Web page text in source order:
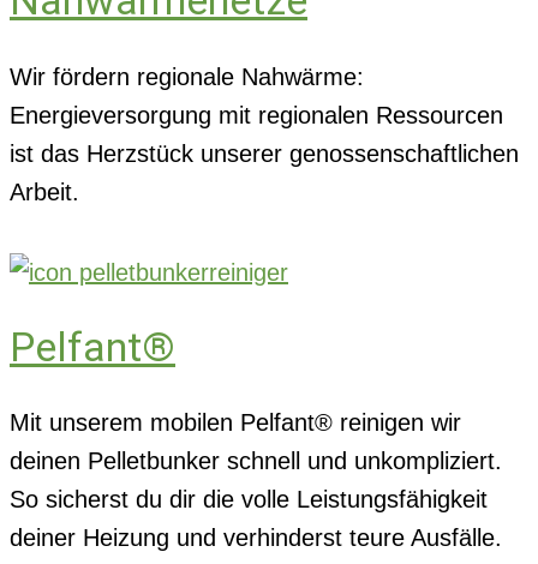
Wir fördern regionale Nahwärme:
Energieversorgung mit regionalen Ressourcen
ist das Herzstück unserer genossenschaftlichen
Arbeit.
Pelfant®
Mit unserem mobilen Pelfant® reinigen wir
deinen Pelletbunker schnell und unkompliziert.
So sicherst du dir die volle Leistungsfähigkeit
deiner Heizung und verhinderst teure Ausfälle.